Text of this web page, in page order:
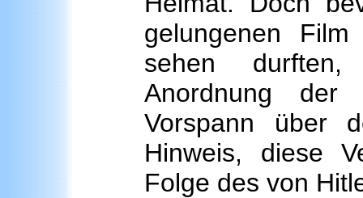
gelungenen
sehen durften,
Anordnung der
Vorspann über
Hinweis, diese
Folge des von